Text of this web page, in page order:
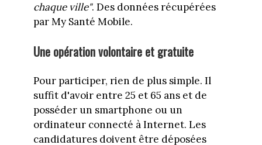
chaque ville". Des données récupérées
par My Santé Mobile.
Une opération volontaire et gratuite
Pour participer, rien de plus simple. Il
suffit d'avoir entre 25 et 65 ans et de
posséder un smartphone ou un
ordinateur connecté à Internet. Les
candidatures doivent être déposées